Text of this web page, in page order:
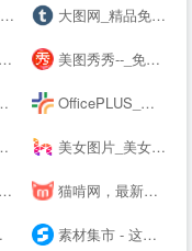
大图网_精品免费素材共享平台www.daimg.com
美图秀秀--_免费在线P图抠图拼图_证件照制作
OfficePLUS_微软官方Office模板服务平台_ppt模板_会员免费_工作总结_求职简历
美女图片_美女壁纸_写真女神_极品尤物_宅男女神尽在—奇妙尤物网
猫啃网，最新最全的可免费商用中文字体下载网站！喵啃~
素材集市 - 这里的素材有点酷！